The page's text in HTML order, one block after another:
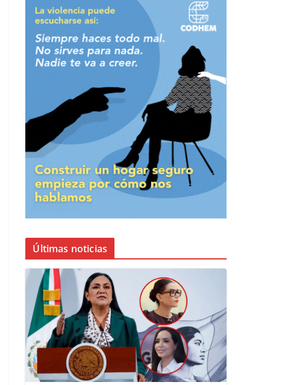
Últimas noticias